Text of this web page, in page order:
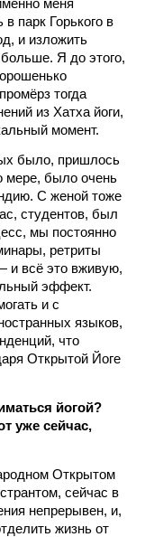
меня
парк Горького в
и изложить
Я до этого,
тогда
из Хатха йоги,
момент.
было, пришлось
мере, было очень
С женой тоже
студентов, был
мы постоянно
ретриты
и всё это вживую,
эффект.
и с
языков,
что
Открытой Йоге
йогой?
уже сейчас,
Открытом
сейчас в
непрерывен, и,
жизнь от